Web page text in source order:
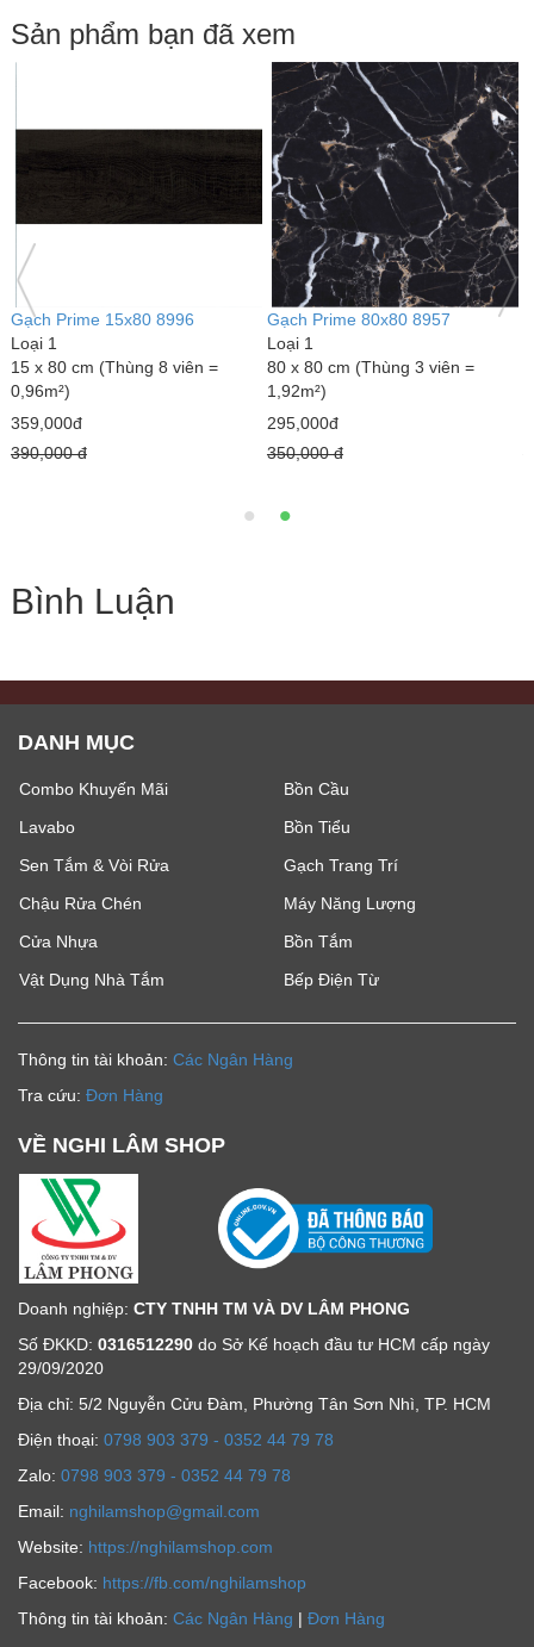
Sản phẩm bạn đã xem
CỬA NHỰA GIẢ GỖ Y@DOOR
PVC 07-201
Loại 1
700 x 2000 mm
1,600,000đ
1,900,000 đ
Gạch Prime bóng kính 80x80
12880
Loại 1
80 x 80 cm (Thùng 3 viên =
1,92m²)
295,000đ
Bình Luận
DANH MỤC
Combo Khuyến Mãi
Bồn Cầu
Lavabo
Bồn Tiểu
Sen Tắm & Vòi Rửa
Gạch Trang Trí
Chậu Rửa Chén
Máy Năng Lượng
Cửa Nhựa
Bồn Tắm
Vật Dụng Nhà Tắm
Bếp Điện Từ
Thông tin tài khoản: Các Ngân Hàng
Tra cứu: Đơn Hàng
VỀ NGHI LÂM SHOP
Doanh nghiệp: CTY TNHH TM VÀ DV LÂM PHONG
Số ĐKKD: 0316512290 do Sở Kế hoạch đầu tư HCM cấp ngày
29/09/2020
Địa chỉ: 5/2 Nguyễn Cửu Đàm, Phường Tân Sơn Nhì, TP. HCM
Ðiện thoại: 0798 903 379 - 0352 44 79 78
Zalo: 0798 903 379 - 0352 44 79 78
Email: nghilamshop@gmail.com
Website: https://nghilamshop.com
Facebook: https://fb.com/nghilamshop
Thông tin tài khoản: Các Ngân Hàng | Đơn Hàng